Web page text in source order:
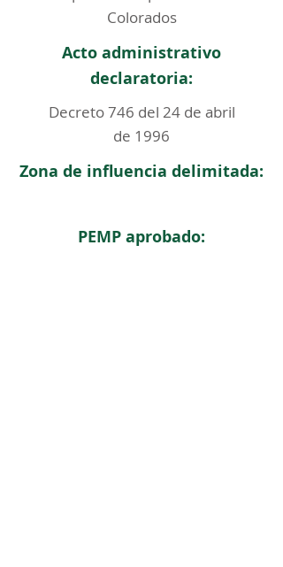
Colorados
Acto administrativo
declaratoria:
Decreto 746 del 24 de abril
de 1996
Zona de influencia delimitada:
PEMP aprobado: